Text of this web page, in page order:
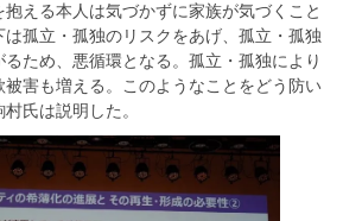
える本人は気づかずに家族が気づくこと
孤立・孤独のリスクをあげ、孤立・孤独
ため、悪循環となる。孤立・孤独により
害も増える。このようなことをどう防い
氏は説明した。